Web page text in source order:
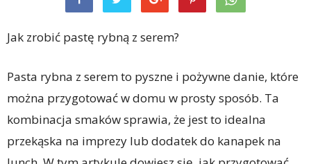
Jak zrobić pastę rybną z serem?
Pasta rybna z serem to pyszne i pożywne danie, które
można przygotować w domu w prosty sposób. Ta
kombinacja smaków sprawia, że jest to idealna
przekąska na imprezy lub dodatek do kanapek na